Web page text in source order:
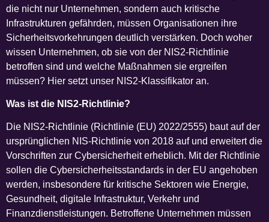
die nicht nur Unternehmen, sondern auch kritische
Infrastrukturen gefährden, müssen Organisationen ihre
Sicherheitsvorkehrungen deutlich verstärken. Doch woher
wissen Unternehmen, ob sie von der NIS2-Richtlinie
betroffen sind und welche Maßnahmen sie ergreifen
müssen? Hier setzt unser NIS2-Klassifikator an.
Was ist die NIS2-Richtlinie?
Die NIS2-Richtlinie (Richtlinie (EU) 2022/2555) baut auf der
ursprünglichen NIS-Richtlinie von 2018 auf und erweitert die
Vorschriften zur Cybersicherheit erheblich. Mit der Richtlinie
sollen die Cybersicherheitsstandards in der EU angehoben
werden, insbesondere für kritische Sektoren wie Energie,
Gesundheit, digitale Infrastruktur, Verkehr und
Finanzdienstleistungen. Betroffene Unternehmen müssen